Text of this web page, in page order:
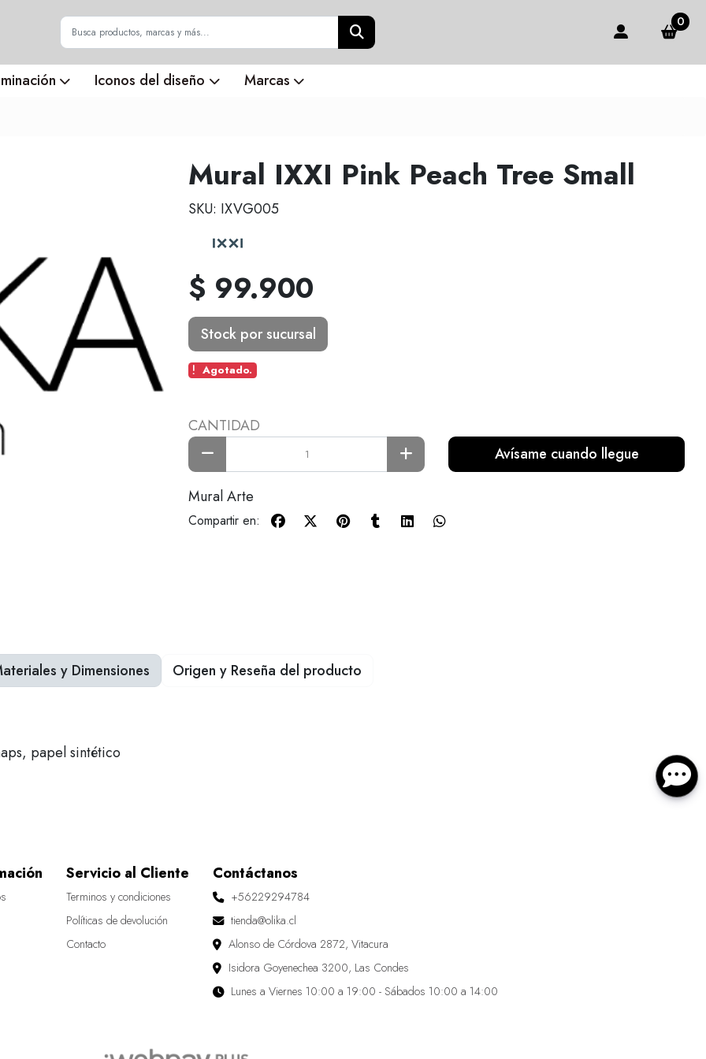
0
Iconos del diseño Marcas
Mural IXXI Pink Peach Tree Small
SKU: IXVG005
$ 99.900
Stock por sucursal
Agotado.
CANTIDAD
Avísame cuando llegue
Mural Arte
Compartir en:
papel sintético
y Dimensiones Origen y Reseña del producto
Servicio al Cliente
Terminos y condiciones
Políticas de devolución
Contacto
Contáctanos
+56229294784
tienda@olika.cl
Alonso de Córdova 2872, Vitacura
Isidora Goyenechea 3200, Las Condes
Lunes a Viernes 10:00 a 19:00 - Sábados 10:00 a 14:00